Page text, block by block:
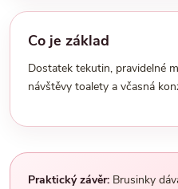
Co je základ
Dostatek tekutin, pravidelné
návštěvy toalety a včasná
Praktický závěr: Brusinky